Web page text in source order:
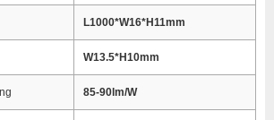
L1000*W16*H11mm
W13.5*H10mm
85-90lm/W